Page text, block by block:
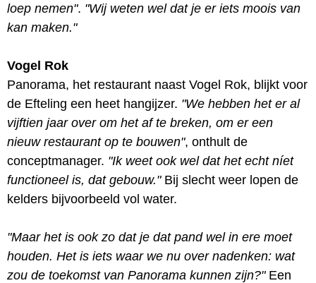
loep nemen". "Wij weten wel dat je er iets moois van
kan maken."
Vogel Rok
Panorama, het restaurant naast Vogel Rok, blijkt voor
de Efteling een heet hangijzer. "We hebben het er al
vijftien jaar over om het af te breken, om er een
nieuw restaurant op te bouwen", onthult de
conceptmanager. "Ik weet ook wel dat het echt níet
functioneel is, dat gebouw."Bij slecht weer lopen de
kelders bijvoorbeeld vol water.
"Maar het is ook zo dat je dat pand wel in ere moet
houden. Het is iets waar we nu over nadenken: wat
zou de toekomst van Panorama kunnen zijn?"Een